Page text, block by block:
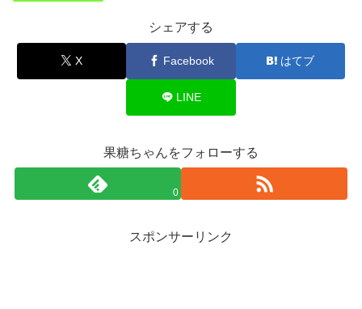
シェアする
X Facebook はてブ
LINE
果糖ちゃんをフォローする
0
スポンサーリンク